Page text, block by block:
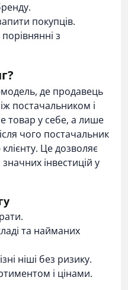
покупців.
з
де продавець
постачальником і
товар у себе, а лише
чого постачальник
Це дозволяє
інвестицій у
та найманих
ніші без ризику.
і цінами.